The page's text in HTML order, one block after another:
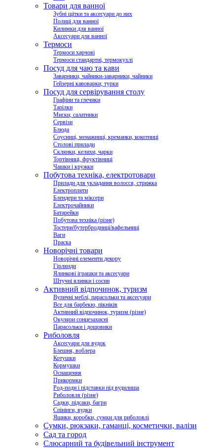
Товари для ванної
Зубні щітки та аксесуари до них
Полиці для ванної
Килимки для ванної
Аксесуари для ванної
Термоси
Термоси харчові
Термоси стандартні, термокухлі
Посуд для чаю та кави
Заварники, чайники-заварники, чайники
Гейзерні кавоварки, турки
Посуд для сервірування столу
Графіни та глечики
Тарілки
Миски, салатники
Сервізи
Блюда
Соусниці, менажниці, креманки, кокотниці
Столові прилади
Склянки, келихи, чарки
Тортівниці, фруктівниці
Чашки і кружки
Побутова техніка, електротовари
Прилади для укладання волосся, стрижка
Електроплити
Блендери та міксери
Електрочайники
Батарейки
Побутова техніка (різне)
Тостери/бутербродниці/вафельниці
Ваги
Праска
Новорічні товари
Новорічні елементи декору
Гірлянди
Ялинкові іграшки та аксесуари
Штучні ялинки і сосни
Активний відпочинок, туризм
Вуличні меблі, парасольки та аксесуари
Все для барбекю, пікніків
Активний відпочинок, туризм (різне)
Окуляри сонцезахисні
Парасольки і дощовики
Риболовля
Аксесуари для вудок
Блешня, воблера
Котушки
Кормушки
Оснащення
Прикормки
Род-поди і підставки під вудилища
Риболовля (різне)
Садки, підсаки, багри
Спінінги, вудки
Ящики, коробки, сумки для риболовлі
Сумки, рюкзаки, гаманці, косметички, валізи
Сад та город
Слюсарний та будівельний інструмент